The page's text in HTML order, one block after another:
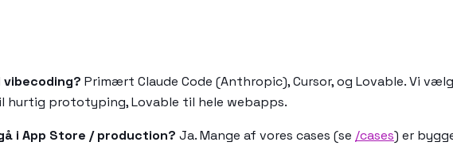
Primært Claude Code (Anthropic), Cursor, og Lovable. Vi
hurtig prototyping, Lovable til hele webapps.
i App Store / production? Ja. Mange af vores cases (se /cases) er